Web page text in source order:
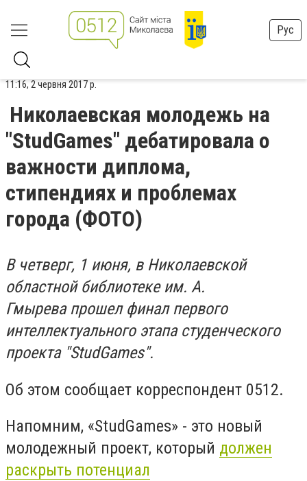
Рус
11:16, 2 червня 2017 р.
Николаевская молодежь на
"StudGames" дебатировала о
важности диплома,
стипендиях и проблемах
города (ФОТО)
В четверг, 1 июня, в Николаевской
областной библиотеке им. А.
Гмырева прошел финал первого
интеллектуального этапа студенческого
проекта "StudGames".
Об этом сообщает корреспондент 0512.
Напомним, «StudGames» - это новый
молодежный проект, который должен
раскрыть потенциал